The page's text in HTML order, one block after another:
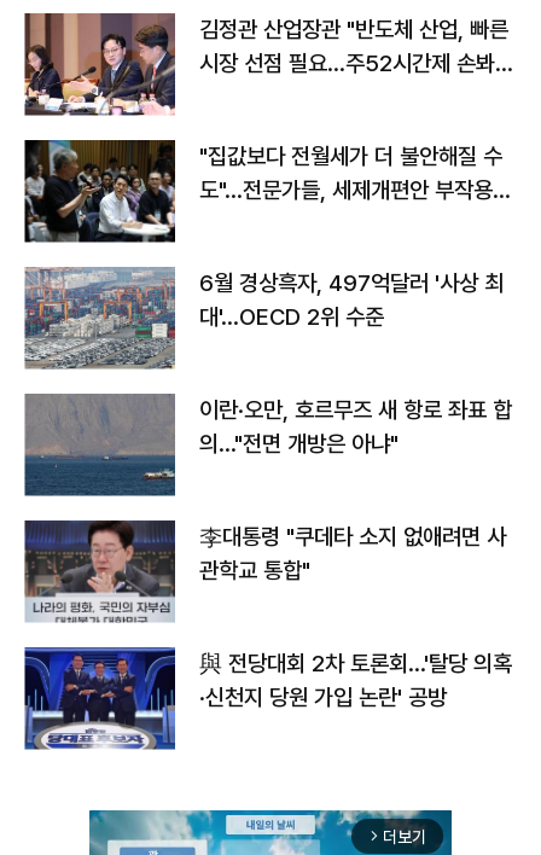
김정관 산업장관 "반도체 산업, 빠른
시장 선점 필요…주52시간제 손봐
"집값보다 전월세가 더 불안해질 수
도"…전문가들, 세제개편안 부작용
6월 경상흑자, 497억달러 '사상 최
대'…OECD 2위 수준
이란·오만, 호르무즈 새 항로 좌표 합
의…"전면 개방은 아냐"
李대통령 "쿠데타 소지 없애려면 사
관학교 통합"
與 전당대회 2차 토론회…'탈당 의혹
·신천지 당원 가입 논란' 공방
arrow_forward_ios 더보기